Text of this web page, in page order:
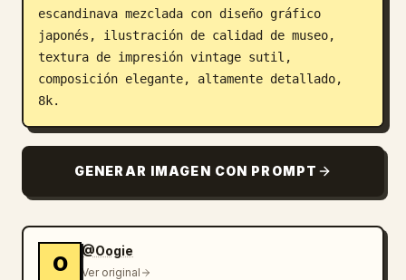
escandinava mezclada con diseño gráfico
japonés, ilustración de calidad de museo,
textura de impresión vintage sutil,
composición elegante, altamente detallado,
8k.
GENERAR IMAGEN CON PROMPT
O
@Oogie
Ver original